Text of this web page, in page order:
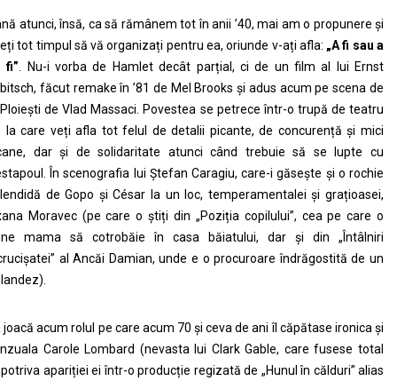
atunci, însă, ca să rămânem tot în anii ’40, mai am o propunere și
tot timpul să vă organizați pentru ea, oriunde v-ați afla: „A fi sau a
fi” . Nu-i vorba de Hamlet decât parțial, ci de un film al lui Ernst
făcut remake în ’81 de Mel Brooks și adus acum pe scena de
de Vlad Massaci. Povestea se petrece într-o trupă de teatru
la care veți afla tot felul de detalii picante, de concurență și mici
dar și de solidaritate atunci când trebuie să se lupte cu
În scenografia lui Ștefan Caragiu, care-i găsește și o rochie
de Gopo și César la un loc, temperamentalei și grațioasei,
Moravec (pe care o știți din „Poziția copilului”, cea pe care o
mama să cotrobăie în casa băiatului, dar și din „Întâlniri
al Ancăi Damian, unde e o procuroare îndrăgostită de un
joacă acum rolul pe care acum 70 și ceva de ani îl căpătase ironica și
Carole Lombard (nevasta lui Clark Gable, care fusese total
apariției ei într-o producție regizată de „Hunul în călduri” alias